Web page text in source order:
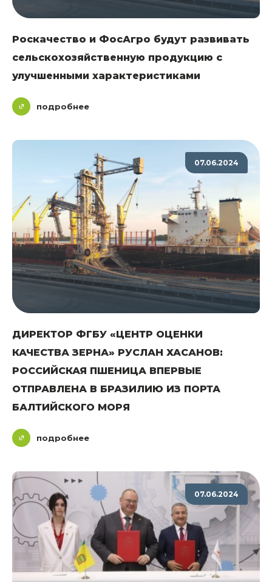
Роскачество и ФосАгро будут развивать
сельскохозяйственную продукцию с
улучшенными характеристиками
подробнее
07.06.2024
ДИРЕКТОР ФГБУ «ЦЕНТР ОЦЕНКИ
КАЧЕСТВА ЗЕРНА» РУСЛАН ХАСАНОВ:
РОССИЙСКАЯ ПШЕНИЦА ВПЕРВЫЕ
ОТПРАВЛЕНА В БРАЗИЛИЮ ИЗ ПОРТА
БАЛТИЙСКОГО МОРЯ
подробнее
07.06.2024